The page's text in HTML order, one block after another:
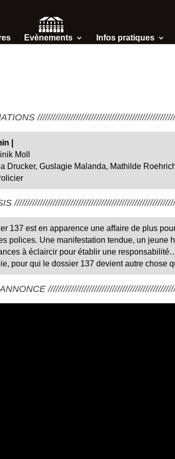
Evènements Infos pratiques
Moll
Drucker, Guslagie Malanda, Mathilde
137 est en apparence une affaire de plus
polices. Une manifestation tendue, un jeune
à éclaircir pour établir une
pour qui le dossier 137 devient autre chose